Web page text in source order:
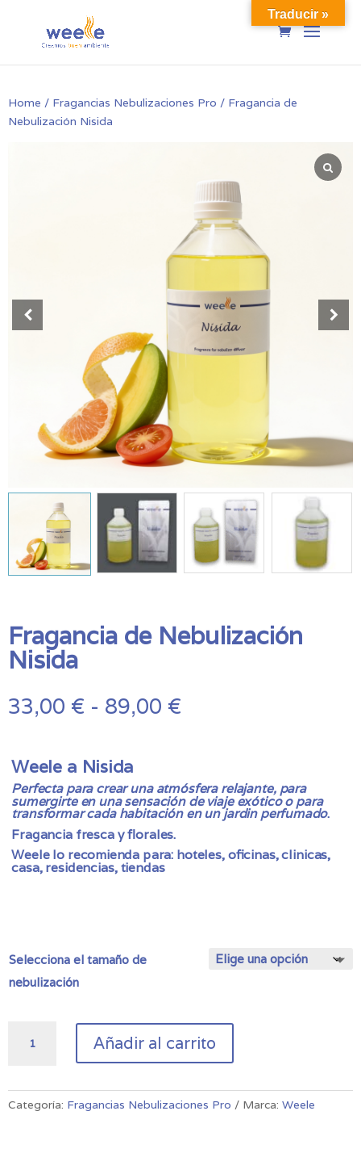
Home / Fragancias Nebulizaciones Pro / Fragancia de
Nebulización Nisida
Fragancia de Nebulización
Nisida
33,00 € - 89,00 €
33,00 €
hasta
89,00 €
Weele a Nisida
Perfecta para crear una atmósfera relajante, para
sumergirte en una sensación de viaje exótico o para
transformar cada habitación en un jardin perfumado.
Fragancia fresca y florales.
Weele lo recomienda para: hoteles, oficinas, clinicas,
casa, residencias, tiendas
Selecciona el tamaño de
nebulización
Nebulización
cantidad
Añadir al carrito
Categoría: Fragancias Nebulizaciones Pro Marca: Weele
Traducir »